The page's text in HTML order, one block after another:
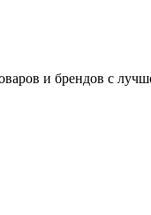
и брендов с